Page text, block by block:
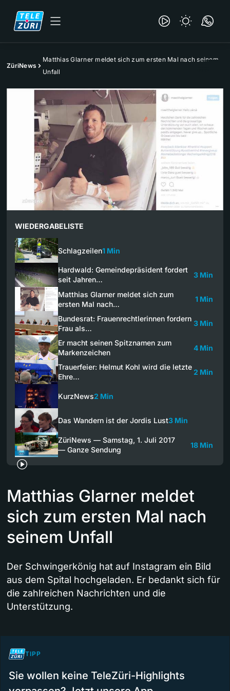
ZüriNews
Matthias Glarner meldet sich zum ersten Mal nach seinem
Unfall
WIEDERGABELISTE
Schlagzeilen1 Min
Hardwald: Gemeindepräsident fordert
seit Jahren…
3 Min
Matthias Glarner meldet sich zum
ersten Mal nach…
1 Min
Bundesrat: Frauenrechtlerinnen fordern
Frau als…
3 Min
Er macht seinen Spitznamen zum
Markenzeichen
4 Min
Trauerfeier: Helmut Kohl wird die letzte
Ehre…
2 Min
KurzNews2 Min
Das Wandern ist der Jordis Lust3 Min
ZüriNews — Samstag, 1. Juli 2017
— Ganze Sendung
18 Min
Matthias Glarner meldet
sich zum ersten Mal nach
seinem Unfall
Der Schwingerkönig hat auf Instagram ein Bild
aus dem Spital hochgeladen. Er bedankt sich für
die zahlreichen Nachrichten und die
Unterstützung.
TIPP
Sie wollen keine TeleZüri-Highlights